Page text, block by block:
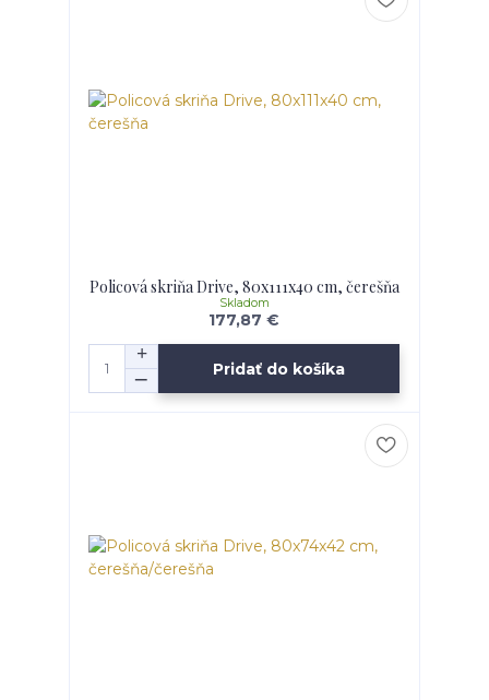
Policová skriňa Drive, 80x111x40 cm, čerešňa
177,87 €
Skladom
Pridať do košíka